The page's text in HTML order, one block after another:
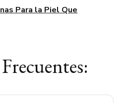
Para la Piel Que